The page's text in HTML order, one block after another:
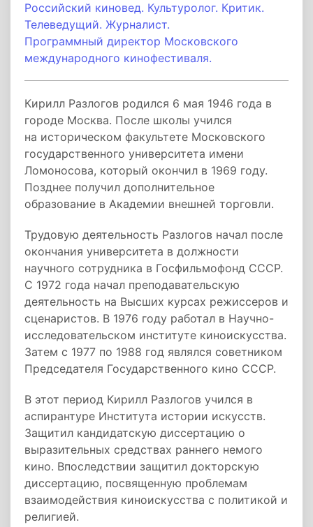
Российский киновед. Культуролог. Критик.
Телеведущий. Журналист.
Программный директор Московского
международного кинофестиваля.
Кирилл Разлогов родился 6 мая 1946 года в
городе Москва. После школы учился
на историческом факультете Московского
государственного университета имени
Ломоносова, который окончил в 1969 году.
Позднее получил дополнительное
образование в Академии внешней торговли.
Трудовую деятельность Разлогов начал после
окончания университета в должности
научного сотрудника в Госфильмофонд СССР.
С 1972 года начал преподавательскую
деятельность на Высших курсах режиссеров и
сценаристов. В 1976 году работал в Научно-
исследовательском институте киноискусства.
Затем с 1977 по 1988 год являлся советником
Председателя Государственного кино СССР.
В этот период Кирилл Разлогов учился в
аспирантуре Института истории искусств.
Защитил кандидатскую диссертацию о
выразительных средствах раннего немого
кино. Впоследствии защитил докторскую
диссертацию, посвященную проблемам
взаимодействия киноискусства с политикой и
религией.